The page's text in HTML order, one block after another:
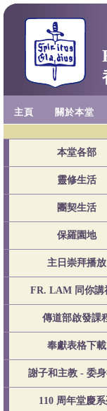
主頁 關於本堂
本堂各部
靈修生活
團契生活
保羅園地
主日崇拜播放
FR. LAM 同你講
傳道部啟發課
奉獻表格下載
謝子和主教 - 委
110 周年堂慶系